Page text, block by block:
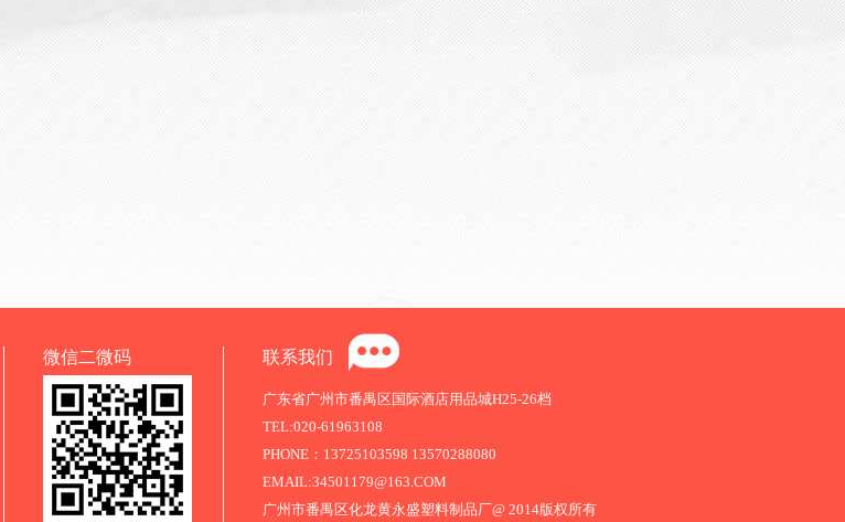
微信二微码 联系我们
广东省广州市番禺区国际酒店用品城H25-26档
TEL:020-61963108
PHONE：13725103598 13570288080
EMAIL:34501179@163.COM
广州市番禺区化龙黄永盛塑料制品厂@ 2014版权所有